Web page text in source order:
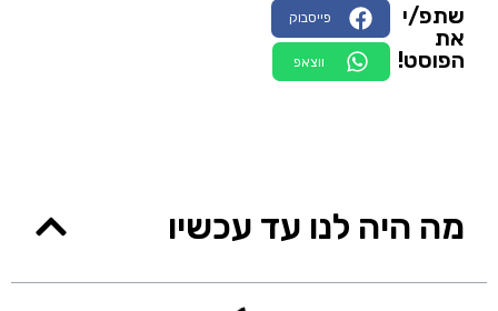
שתפ/י
את
הפוסט!
פייסבוק
ווצאפ
מה היה לנו עד עכשיו